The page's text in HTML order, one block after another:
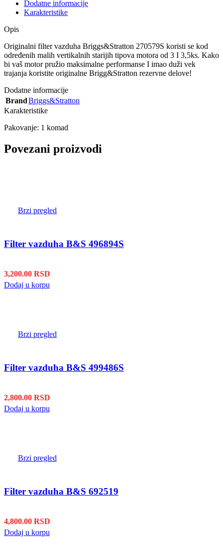
Dodatne informacije
Karakteristike
Opis
Originalni filter vazduha Briggs&Stratton 270579S koristi se kod
određenih malih vertikalnih starijih tipova motora od 3 I 3,5ks. Kako
bi vaš motor pružio maksimalne performanse I imao duži vek
trajanja koristite originalne Brigg&Stratton rezervne delove!
Dodatne informacije
BrandBriggs&Stratton
Karakteristike
Pakovanje: 1 komad
Povezani proizvodi
Brzi pregled
Filter vazduha B&S 496894S
3,200.00 RSD
Dodaj u korpu
Brzi pregled
Filter vazduha B&S 499486S
2,800.00 RSD
Dodaj u korpu
Brzi pregled
Filter vazduha B&S 692519
4,800.00 RSD
Dodaj u korpu